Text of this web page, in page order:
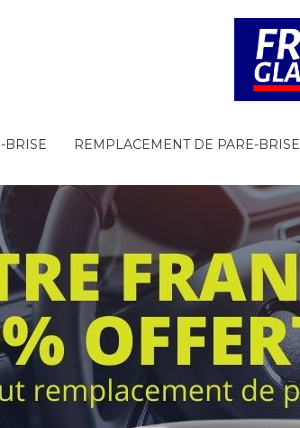
BRISE REMPLACEMENT DE PARE-BRISE